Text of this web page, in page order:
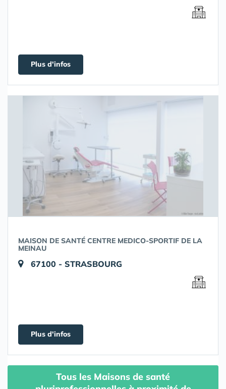
Plus d'infos
MAISON DE SANTÉ CENTRE MEDICO-SPORTIF DE LA
MEINAU
67100 - STRASBOURG
Plus d'infos
Tous les Maisons de santé